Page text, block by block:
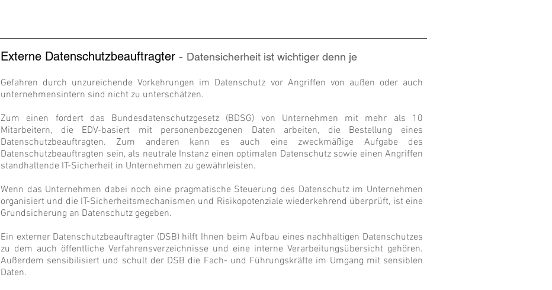
Externe Datenschutzbeauftragter - Datensicherheit ist wichtiger denn je
Gefahren durch unzureichende Vorkehrungen im Datenschutz vor Angriffen von außen oder auch
unternehmensintern sind nicht zu unterschätzen.
Zum einen fordert das Bundesdatenschutzgesetz (BDSG) von Unternehmen mit mehr als 10
Mitarbeitern, die EDV-basiert mit personenbezogenen Daten arbeiten, die Bestellung eines
Datenschutzbeauftragten. Zum anderen kann es auch eine zweckmäßige Aufgabe des
Datenschutzbeauftragten sein, als neutrale Instanz einen optimalen Datenschutz sowie einen Angriffen
standhaltende IT-Sicherheit in Unternehmen zu gewährleisten.
Wenn das Unternehmen dabei noch eine pragmatische Steuerung des Datenschutz im Unternehmen
organisiert und die IT-Sicherheitsmechanismen und Risikopotenziale wiederkehrend überprüft, ist eine
Grundsicherung an Datenschutz gegeben.
Ein externer Datenschutzbeauftragter (DSB) hilft Ihnen beim Aufbau eines nachhaltigen Datenschutzes
zu dem auch öffentliche Verfahrensverzeichnisse und eine interne Verarbeitungsübersicht gehören.
Außerdem sensibilisiert und schult der DSB die Fach- und Führungskräfte im Umgang mit sensiblen
Daten.